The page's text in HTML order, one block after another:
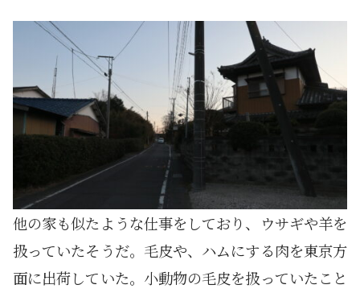
他の家も似たような仕事をしており、ウサギや羊を
扱っていたそうだ。毛皮や、ハムにする肉を東京方
面に出荷していた。小動物の毛皮を扱っていたこと